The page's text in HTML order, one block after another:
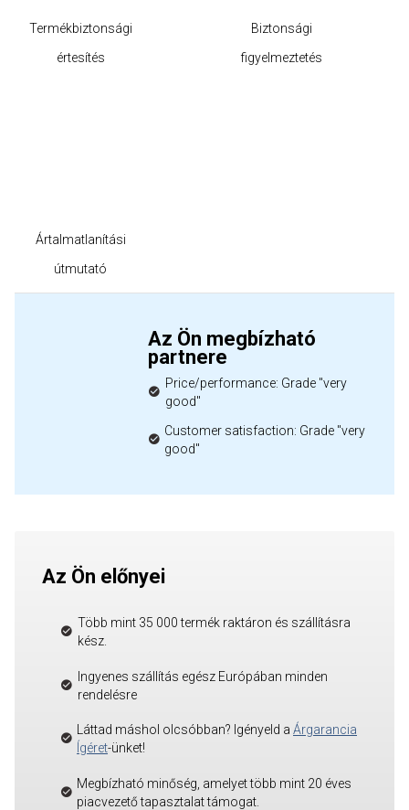
Termékbiztonsági
értesítés
Biztonsági
figyelmeztetés
Ártalmatlanítási
útmutató
Az Ön megbízható
partnere
Price/performance: Grade "very
good"
Customer satisfaction: Grade "very
good"
Az Ön előnyei
Több mint 35 000 termék raktáron és szállításra
kész.
Ingyenes szállítás egész Európában minden
rendelésre
Láttad máshol olcsóbban? Igényeld a Árgarancia
Ígéret-ünket!
Megbízható minőség, amelyet több mint 20 éves
piacvezető tapasztalat támogat.